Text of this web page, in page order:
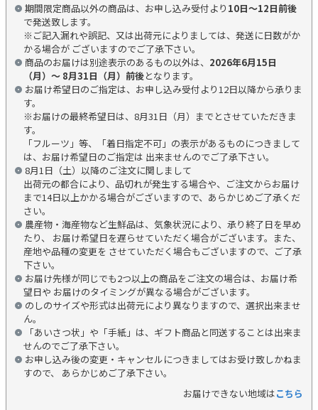
期間限定商品以外の商品は、お申し込み受付より 10日～12日前後
で発送致します。
※ご記入漏れや誤記、又は出荷元によりましては、発送に日数がか
かる場合が ございますのでご了承下さい。
商品のお届けは別途表示のあるもの以外は、 2026年6月15日
（月）～ 8月31日（月）前後となります。
お届け希望日のご指定は、お申し込み受付より12日以降から承りま
す。
※お届けの最終希望日は、8月31日（月）までとさせていただきま
す。
「フルーツ」等、「着日指定不可」の表示があるものにつきまして
は、お届け希望日のご指定は 出来ませんのでご了承下さい。
8月1日（土）以降のご注文に関しまして
出荷元の都合により、品切れが発生する場合や、ご注文からお届け
まで14日以上かかる場合がございますので、あらかじめご了承くだ
さい。
農産物・海産物など生鮮品は、気象状況により、承り終了日を早め
たり、 お届け希望日を遅らせていただく場合がございます。また、
産地や品種の変更を させていただく場合もございますので、ご了承
下さい。
お届け先様が同じでも2つ以上の商品をご注文の場合は、お届け希
望日や お届けのタイミングが異なる場合がございます。
のしのサイズや形式は出荷元により異なりますので、選択出来ませ
ん。
「あいさつ状」や「手紙」は、ギフト商品と同送することは出来ま
せんのでご了承下さい。
お申し込み後の変更・キャンセルにつきましてはお受け致しかねま
すので、 あらかじめご了承下さい。
お届けできない地域はこちら